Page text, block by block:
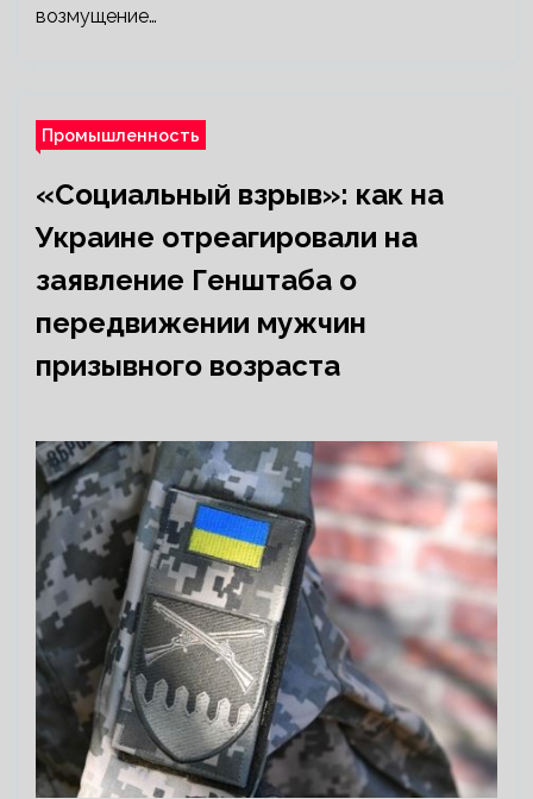
возмущение…
Промышленность
«Социальный взрыв»: как на
Украине отреагировали на
заявление Генштаба о
передвижении мужчин
призывного возраста